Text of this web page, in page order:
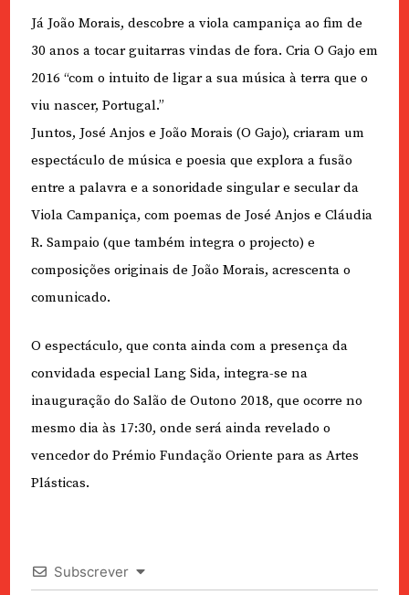
Já João Morais, descobre a viola campaniça ao fim de
30 anos a tocar guitarras vindas de fora. Cria O Gajo em
2016 “com o intuito de ligar a sua música à terra que o
viu nascer, Portugal.”
Juntos, José Anjos e João Morais (O Gajo), criaram um
espectáculo de música e poesia que explora a fusão
entre a palavra e a sonoridade singular e secular da
Viola Campaniça, com poemas de José Anjos e Cláudia
R. Sampaio (que também integra o projecto) e
composições originais de João Morais, acrescenta o
comunicado.
O espectáculo, que conta ainda com a presença da
convidada especial Lang Sida, integra-se na
inauguração do Salão de Outono 2018, que ocorre no
mesmo dia às 17:30, onde será ainda revelado o
vencedor do Prémio Fundação Oriente para as Artes
Plásticas.
Subscrever